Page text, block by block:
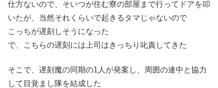
仕方ないので、そいつが住む寮の部屋まで行ってドアを叩
いたが、当然それくらいで起きるタマじゃないので
こっちが遅刻しそうになった
で、こちらの遅刻には上司はきっちり叱責してきた
そこで、遅刻魔の同期の1人が発案し、周囲の連中と協力
して目覚まし隊を結成した